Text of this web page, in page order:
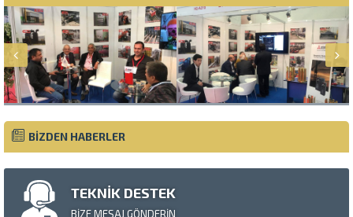
BİZDEN HABERLER
TEKNİK DESTEK
BİZE MESAJ GÖNDERİN